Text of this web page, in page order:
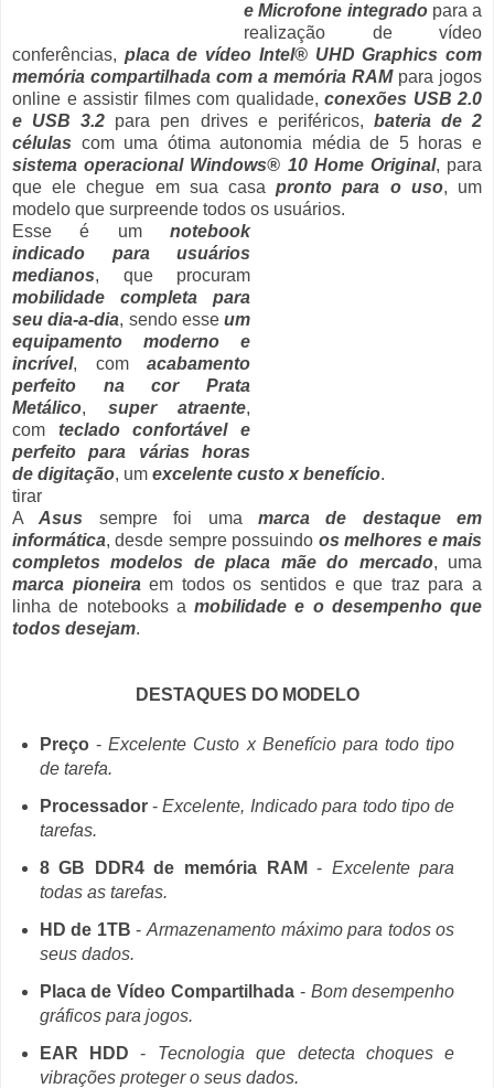
e Microfone integradopara a
realização de vídeo
conferências, placa de vídeo Intel® UHD Graphics com
memória compartilhada com a memória RAMpara jogos
online e assistir filmes com qualidade, conexões USB 2.0
e USB 3.2 para pen drives e periféricos, bateria de 2
células com uma ótima autonomia média de 5 horas e
sistema operacional Windows® 10 Home Original, para
que ele chegue em sua casapronto para o uso, um
modelo que surpreende todos os usuários.
Esse é um notebook
indicado para usuários
medianos, que procuram
mobilidade completa para
seu dia-a-dia, sendo esse um
equipamento moderno e
incrível, com acabamento
perfeito na cor Prata
Metálico, super atraente,
com teclado confortável e
perfeito para várias horas
de digitação, um excelente custo x benefício.
tirar
AAsus sempre foi uma marca de destaque em
informática, desde sempre possuindo os melhores e mais
completos modelos de placa mãe do mercado, uma
marca pioneiraem todos os sentidos e que traz para a
linha de notebooks a mobilidade e o desempenho que
todos desejam.
DESTAQUES DO MODELO
Preço-Excelente Custo x Benefício para todo tipo
de tarefa.
Processador-Excelente, Indicado para todo tipo de
tarefas.
8 GB DDR4 de memória RAM - Excelente para
todas as tarefas.
HD de 1TB - Armazenamento máximo para todos os
seus dados.
Placa de Vídeo Compartilhada - Bom desempenho
gráficos para jogos.
EAR HDD - Tecnologia que detecta choques e
vibrações proteger o seus dados.